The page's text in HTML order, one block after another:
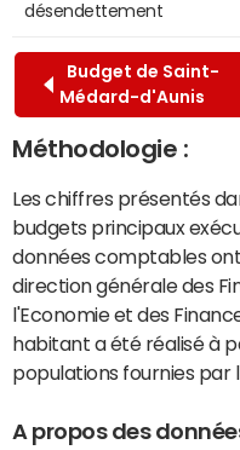
désendettement
Budget de Saint-
Médard-d'Aunis
Méthodologie :
Les chiffres présentés
budgets principaux
données comptables
direction générale des
l'Economie et des
habitant a été réalisé à
populations fournies par
A propos des